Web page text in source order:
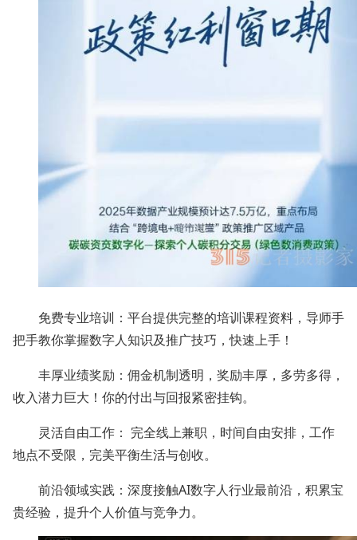
免费专业培训：平台提供完整的培训课程资料，导师手
把手教你掌握数字人知识及推广技巧，快速上手！
丰厚业绩奖励：佣金机制透明，奖励丰厚，多劳多得，
收入潜力巨大！你的付出与回报紧密挂钩。
灵活自由工作： 完全线上兼职，时间自由安排，工作
地点不受限，完美平衡生活与创收。
前沿领域实践：深度接触AI数字人行业最前沿，积累宝
贵经验，提升个人价值与竞争力。